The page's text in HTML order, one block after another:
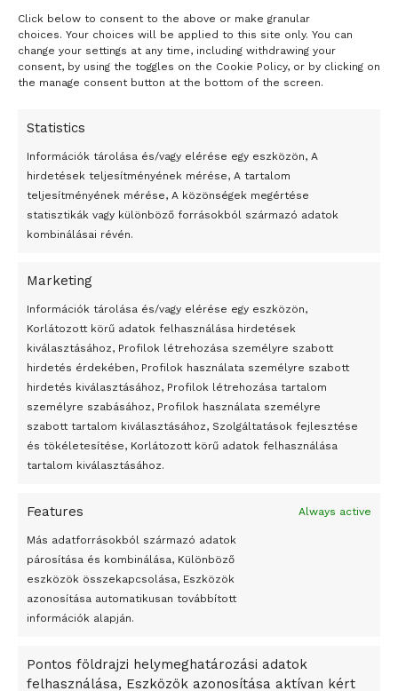
Click below to consent to the above or make granular
choices. Your choices will be applied to this site only. You can
change your settings at any time, including withdrawing your
consent, by using the toggles on the Cookie Policy, or by clicking on
the manage consent button at the bottom of the screen.
Statistics
Információk tárolása és/vagy elérése egy eszközön, A
hirdetések teljesítményének mérése, A tartalom
teljesítményének mérése, A közönségek megértése
statisztikák vagy különböző forrásokból származó adatok
kombinálásai révén.
Marketing
Információk tárolása és/vagy elérése egy eszközön,
Korlátozott körű adatok felhasználása hirdetések
kiválasztásához, Profilok létrehozása személyre szabott
hirdetés érdekében, Profilok használata személyre szabott
hirdetés kiválasztásához, Profilok létrehozása tartalom
személyre szabásához, Profilok használata személyre
szabott tartalom kiválasztásához, Szolgáltatások fejlesztése
és tökéletesítése, Korlátozott körű adatok felhasználása
tartalom kiválasztásához.
Features Always active
Más adatforrásokból származó adatok
párosítása és kombinálása, Különböző
eszközök összekapcsolása, Eszközök
azonosítása automatikusan továbbított
információk alapján.
Pontos földrajzi helymeghatározási adatok
felhasználása, Eszközök azonosítása aktívan kért
- H I R D E T É S -
Átmenetileg szünetelnek az összecsapások Bahmutnál
Egy vagyonért adták el Banksy művét miután elégették.
Az 1950-ben elhunyt alkotók művei szabadon
felhasználhatóvá válnak
Peking – A visegrádi országok zsidó kulturális örökségét
bemutató fotókiállítás nyílt
Megveszi az osztrák Wienerberger az amerikai Meridian
Bricket
A Startup Campus egyetemi programjainak legjobbjai az
A Ringo Starr új albummal jelentkezik